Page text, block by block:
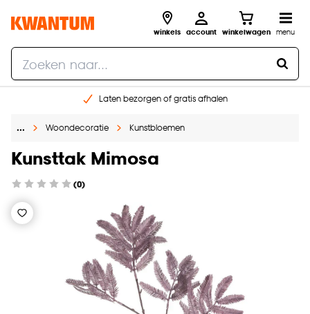
winkels account winkelwagen menu
Laten bezorgen of gratis afhalen
Gratis raam advies en opmeten aan huis
… Woondecoratie Kunstbloemen
Kunsttak Mimosa
(0)